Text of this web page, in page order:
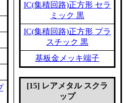
IC(集積回路)正方形 セラ
ミック 黒
IC(集積回路)正方形 プラ
スチック 黒
基板金メッキ端子
[15] レアメタル スクラ
ップ